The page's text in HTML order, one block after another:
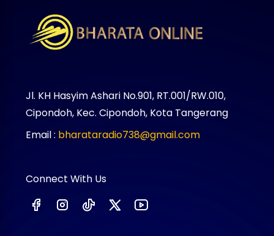
Jl. KH Hasyim Ashari No.901, RT.001/RW.010,
Cipondoh, Kec. Cipondoh, Kota Tangerang
Email : bharataradio738@gmail.com
Connect With Us